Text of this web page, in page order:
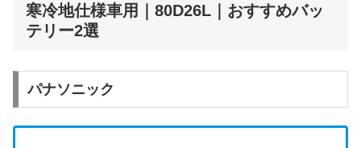
寒冷地仕様車用｜80D26L｜おすすめバッ
テリー2選
パナソニック